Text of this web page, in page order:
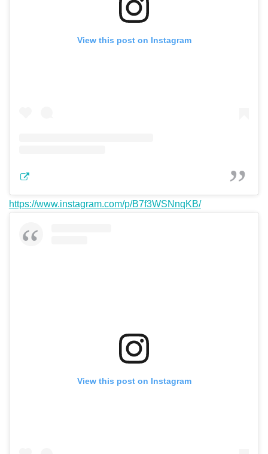
View this post on Instagram
https://www.instagram.com/p/B7f3WSNnqKB/
View this post on Instagram